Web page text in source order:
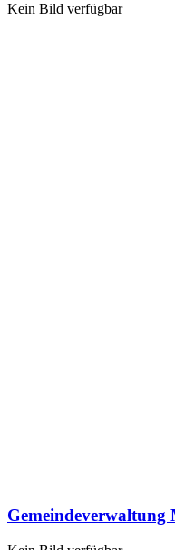
Kein Bild verfügbar
Gemeindeverwaltung